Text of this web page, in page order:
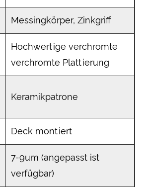
Messingkörper, Zinkgriff
Hochwertige verchromte
verchromte Plattierung
Keramikpatrone
Deck montiert
7-9um (angepasst ist
verfügbar)